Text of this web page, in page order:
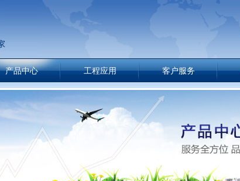
产品中心 工程应用 客户服务